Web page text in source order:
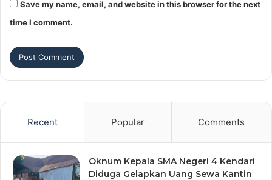
Save my name, email, and website in this browser for the next
time I comment.
Recent Popular Comments
Oknum Kepala SMA Negeri 4 Kendari
Diduga Gelapkan Uang Sewa Kantin